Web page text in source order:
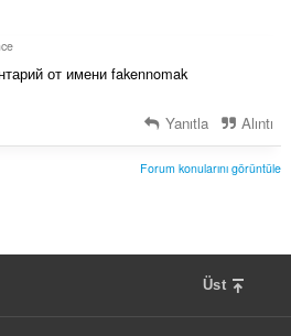
от имени fakennomak
Yanıtla Alıntı
Forum konularını görüntüle
Üst